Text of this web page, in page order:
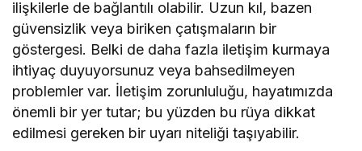
ilişkilerle de bağlantılı olabilir. Uzun kıl, bazen
güvensizlik veya biriken çatışmaların bir
göstergesi. Belki de daha fazla iletişim kurmaya
ihtiyaç duyuyorsunuz veya bahsedilmeyen
problemler var. İletişim zorunluluğu, hayatımızda
önemli bir yer tutar; bu yüzden bu rüya dikkat
edilmesi gereken bir uyarı niteliği taşıyabilir.